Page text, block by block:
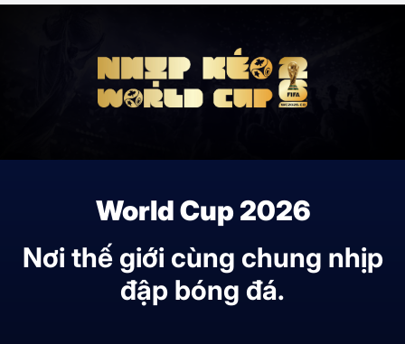
World Cup 2026
Nơi thế giới cùng chung nhịp
đập bóng đá.